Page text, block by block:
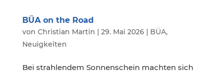
BÜA on the Road
von Christian Martin | 29. Mai 2026| BÜA,
Neuigkeiten
Bei strahlendem Sonnenschein machten sich